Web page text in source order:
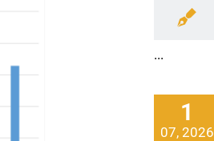
...
1
07, 2026